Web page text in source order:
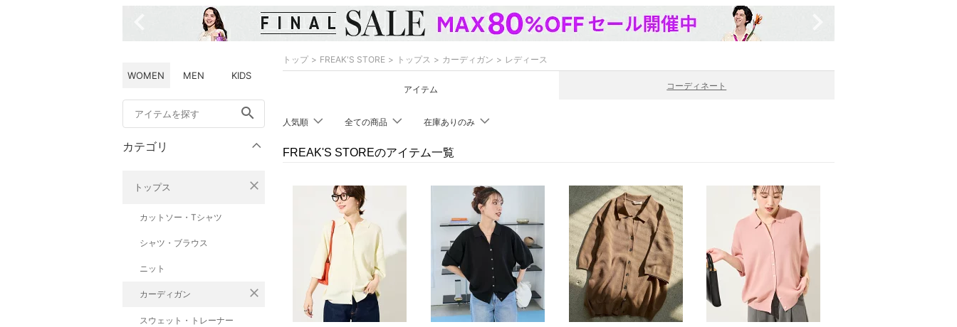
WOMEN MEN KIDS
search
カテゴリ
トップス close
カットソー・Tシャツ
シャツ・ブラウス
ニット
カーディガン close
スウェット・トレーナー
トップ FREAK'S STORE トップス カーディガン レディース
アイテム コーディネート
人気順 全ての商品 在庫ありのみ
FREAK'S STOREのアイテム一覧